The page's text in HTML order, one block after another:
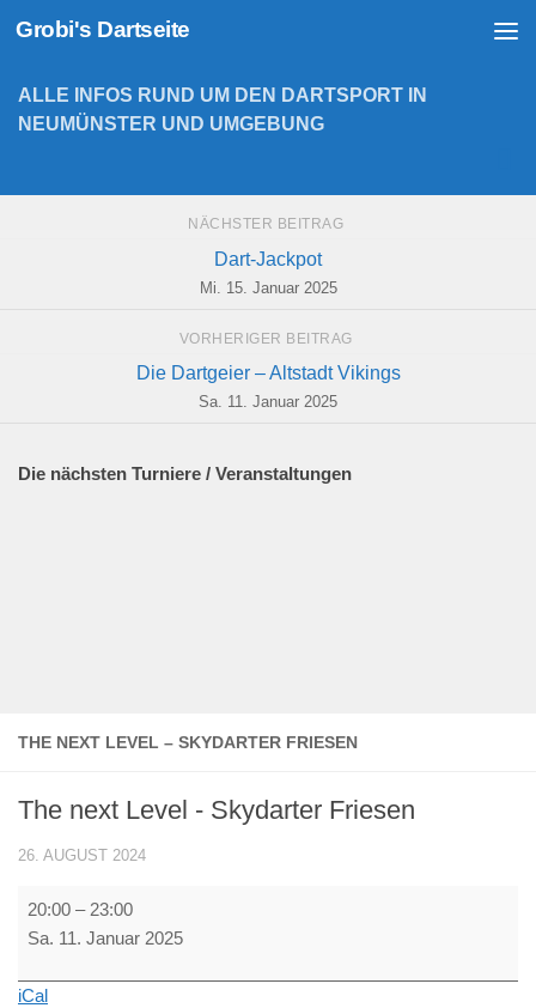
Zum Inhalt springen
Grobi's Dartseite
THE NEXT LEVEL – SKYDARTER FRIESEN
The next Level - Skydarter Friesen
26. AUGUST 2024
The
next
-
20:00 – 23:00
Sa. 11. Januar 2025
iCal
ALLE INFOS RUND UM DEN DARTSPORT IN
NEUMÜNSTER UND UMGEBUNG
NÄCHSTER BEITRAG
Dart-Jackpot
Mi. 15. Januar 2025
VORHERIGER BEITRAG
Die Dartgeier – Altstadt Vikings
Sa. 11. Januar 2025
Die nächsten Turniere / Veranstaltungen